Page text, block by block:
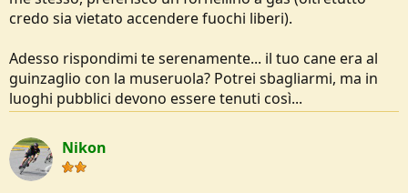
credo sia vietato accendere fuochi liberi).
Adesso rispondimi te serenamente... il tuo cane era al
guinzaglio con la museruola? Potrei sbagliarmi, ma in
luoghi pubblici devono essere tenuti così...
Nikon